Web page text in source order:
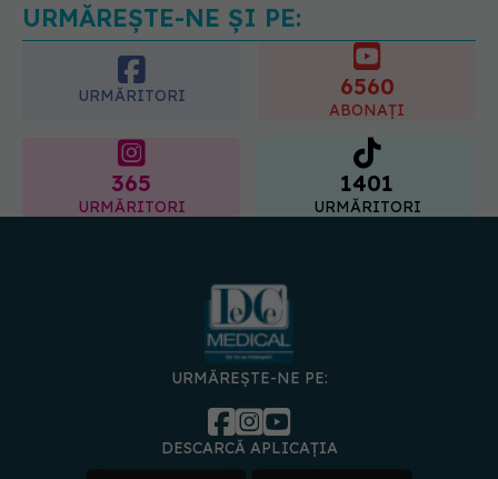
URMĂREȘTE-NE ȘI PE:
URMĂRITORI 6560
ABONAȚI
365
URMĂRITORI
1401
URMĂRITORI
URMĂREȘTE-NE PE:
DESCARCĂ APLICAȚIA